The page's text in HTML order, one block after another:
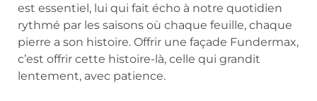
est essentiel, lui qui fait écho à notre quotidien
rythmé par les saisons où chaque feuille, chaque
pierre a son histoire. Offrir une façade Fundermax,
c’est offrir cette histoire-là, celle qui grandit
lentement, avec patience.